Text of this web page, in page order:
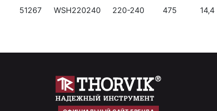
51267 WSH220240 220-240 475 14,4